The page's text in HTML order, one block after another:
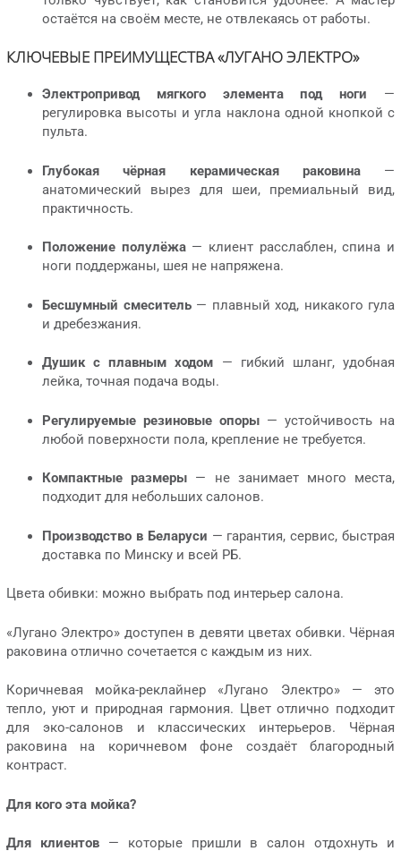
остаётся на своём месте, не отвлекаясь от работы.
КЛЮЧЕВЫЕ ПРЕИМУЩЕСТВА «ЛУГАНО ЭЛЕКТРО»
Электропривод мягкого элемента под ноги —
регулировка высоты и угла наклона одной кнопкой с
пульта.
Глубокая чёрная керамическая раковина—
анатомический вырез для шеи, премиальный вид,
практичность.
Положение полулёжа — клиент расслаблен, спина и
ноги поддержаны, шея не напряжена.
Бесшумный смеситель — плавный ход, никакого гула
и дребезжания.
Душик с плавным ходом — гибкий шланг, удобная
лейка, точная подача воды.
Регулируемые резиновые опоры — устойчивость на
любой поверхности пола, крепление не требуется.
Компактные размеры — не занимает много места,
подходит для небольших салонов.
Производство в Беларуси — гарантия, сервис, быстрая
доставка по Минску и всей РБ.
Цвета обивки: можно выбрать под интерьер салона.
«Лугано Электро» доступен в девяти цветах обивки. Чёрная
раковина отлично сочетается с каждым из них.
Коричневая мойка-реклайнер «Лугано Электро» — это
тепло, уют и природная гармония. Цвет отлично подходит
для эко-салонов и классических интерьеров. Чёрная
раковина на коричневом фоне создаёт благородный
контраст.
Для кого эта мойка?
Для клиентов— которые пришли в салон отдохнуть и